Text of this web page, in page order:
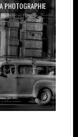
PHOTOGRAPHIE